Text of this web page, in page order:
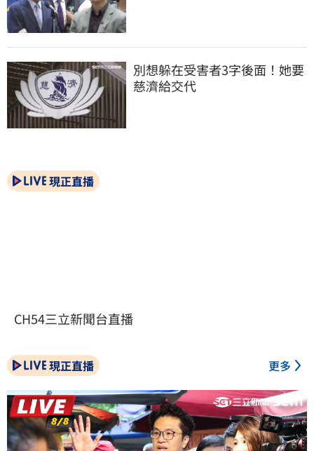
別想躲在受害者3字後面！她要
慈濟給交代
現正直播
CH54三立新聞台直播
現正直播 更多